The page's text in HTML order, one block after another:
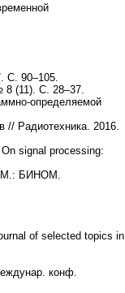
С. 90–105.
8 (11). С. 28–37.
определяемой
// Радиотехника. 2016.
signal processing:
М.: БИНОМ.
of selected topics in
конф.